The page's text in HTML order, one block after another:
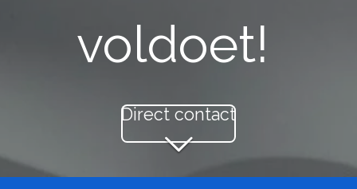
voldoet!
Direct contact